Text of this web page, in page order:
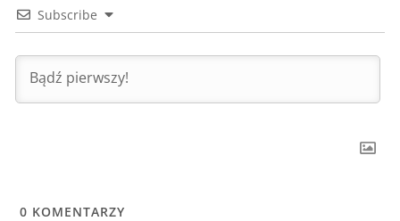
Subscribe
0 KOMENTARZY